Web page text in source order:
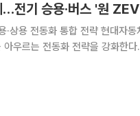
전기 승용·버스 '원
현대자동차가 일본 법인 대표를 교체하
우르는 전동화 전략을 강화한
빌리티재팬은 이달 1일 자로